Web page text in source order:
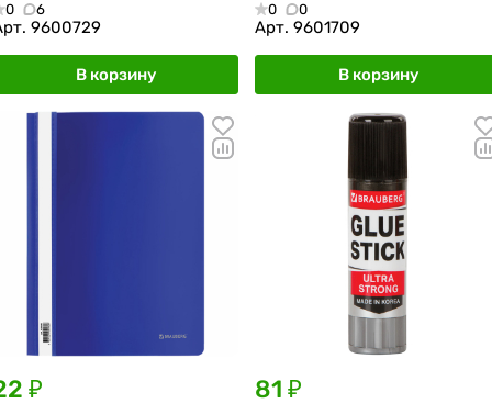
0 6
9600729
В корзину
0 0
Арт. 9601709
В корзину
₽ 81 ₽